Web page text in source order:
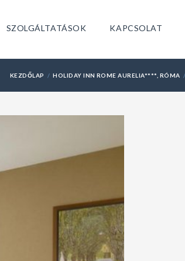
SZOLGÁLTATÁSOK KAPCSOLAT
KEZDŐLAP HOLIDAY INN ROME AURELIA****, RÓMA